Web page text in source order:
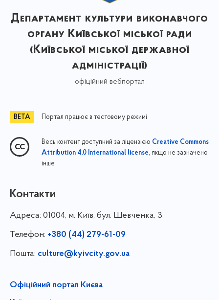
Департамент культури виконавчого
органу Київської міської ради
(Київської міської державної
адміністрації)
офіційний вебпортал
Портал працює в тестовому режимі
Весь контент доступний за ліцензією Creative Commons
Attribution 4.0 International license, якщо не зазначено
інше
Контакти
Адреса: 01004, м. Київ, бул. Шевченка, 3
Телефон: +380 (44) 279-61-09
Пошта: culture@kyivcity.gov.ua
Офіційний портал Києва